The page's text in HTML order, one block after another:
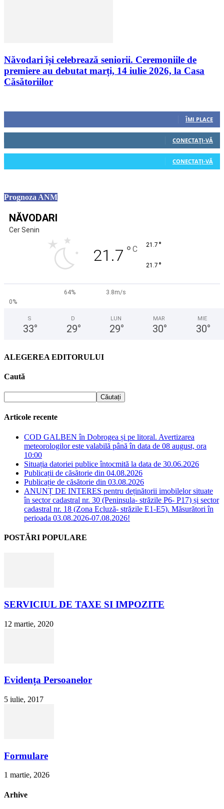
Năvodari își celebrează seniorii. Ceremoniile de
premiere au debutat marți, 14 iulie 2026, la Casa
Căsătoriilor
ÎMI PLACE
CONECTAȚI-VĂ
CONECTAȚI-VĂ
Prognoza ANM
NĂVODARI
Cer Senin
21.7 ° C 21.7 °
21.7 °
64%
3.8m/s
0%
S
33°
D
29°
LUN
29°
MAR
30°
MIE
30°
ALEGEREA EDITORULUI
Caută
Articole recente
COD GALBEN în Dobrogea și pe litoral. Avertizarea
meteorologilor este valabilă până în data de 08 august, ora
10:00
Situația datoriei publice întocmită la data de 30.06.2026
Publicații de căsătorie din 04.08.2026
Publicație de căsătorie din 03.08.2026
ANUNȚ DE INTERES pentru deținătorii imobilelor situate
în sector cadastral nr. 30 (Peninsula- străzile P6- P17) și sector
cadastral nr. 18 (Zona Ecluză- străzile E1-E5). Măsurători în
perioada 03.08.2026-07.08.2026!
POSTĂRI POPULARE
SERVICIUL DE TAXE SI IMPOZITE
12 martie, 2020
Evidența Persoanelor
5 iulie, 2017
Formulare
1 martie, 2026
Arhive